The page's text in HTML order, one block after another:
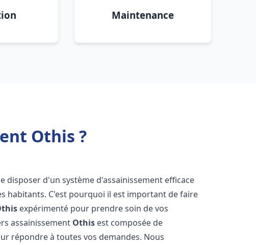
Maintenance
Othis ?
disposer d'un système d'assainissement efficace
habitants. C'est pourquoi il est important de faire
expérimenté pour prendre soin de vos
assainissement Othis est composée de
répondre à toutes vos demandes. Nous